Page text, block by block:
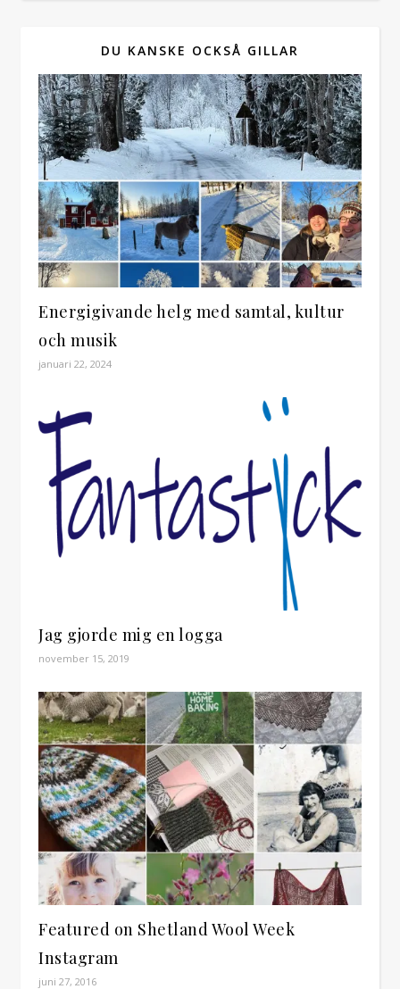
DU KANSKE OCKSÅ GILLAR
Energigivande helg med samtal, kultur
och musik
januari 22, 2024
Jag gjorde mig en logga
november 15, 2019
Featured on Shetland Wool Week
Instagram
juni 27, 2016